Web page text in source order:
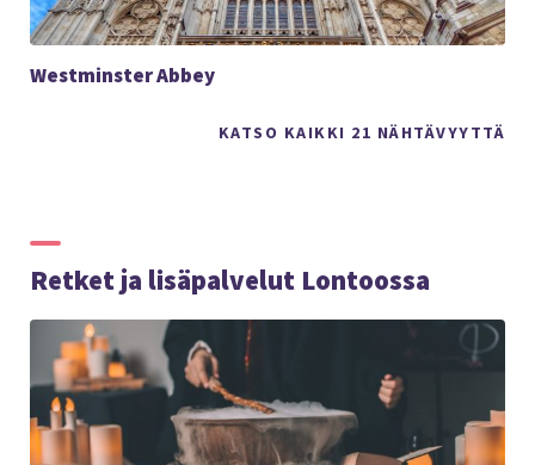
KATSO KAIKKI 21 NÄHTÄVYYTTÄ
Westminster Abbey
Retket ja lisäpalvelut Lontoossa